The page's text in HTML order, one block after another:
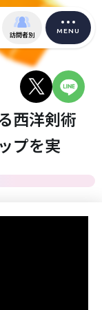
訪問者別 MENU
西洋剣術
プを実